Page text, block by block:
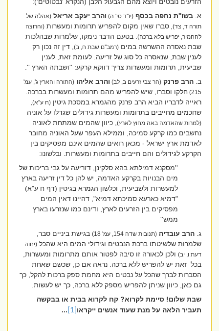
א.בשו''ת נחפה בכסף (יו''ד סי' ה) והרב יעקב אריאל (אהלה של
תורה ד, צד),סברו שאין מקום להפריש תרומות ומעשרות(והרוצה
להחמיר, יפריש בלא ברכה). בטעם הדבר נימקו, שלמרות שבהלכות
שבת נאסרה ההשרשה במים(רמב''ם שבת ח, ב) , דין זה נכון רק
לענין שבת, שנאסרה כל סוג של זריעה. לעומת זאת, לענין
שביעית, תרומות ומעשרות צריך דווקא קרקע: ''ושבתה הארץ ''.
ב.הרב פרנק (הר צבי זרעים ב, לב)והרב אליהו (התורה והארץ ג', עמ'
215)
חלקו וסברו, שיש להפריש מהם תרומות ומעשרות בברכה.
ראייה לדבריו הביא הרב פרנק מהגמרא במסכת גיטין(ח ע''א),
שחכמים מחייבים בתרומות ומעשרות גידולים שגדלו על אוניה
(למרות שהאדמה באה מחוץ לארץ), כיוון שהמים שמתחת לאוניה
נחשבים כמו קרקע סמיכה, וממילא העפר שעל האוניה מחובר
לאדמת ארץ ישראל - מכאן רואים שהמים אינם מפסיקים בין
הקרקע לגידולים והם חייבים בתרומות ומעשרות. ובלשונו:
''מסקנא דמילתא בהא סלקינן, דזריעה על גבי בריכות של
מים הבנויות בקרקע האדמה, יש להן כל דין זריעה בארץ
למעשרות ולשביעית, וכלשון הגמרא בגיטין (דף ח ע"א)
"דמיא כארעא סמיכתא דמיא", דהיינו דאין המים
מפסיקים בין הזרעים לארץ, ודינם כמו שנזרעו בארץ
ממש''
הרב עובדיה (תנובות שדה 154, עמ' 18) בגישת ביניים סבר,
שלמרות שלשיטתו ברכת הנבטים וגידולי המים היא שהכל(יחוה
דעת ו, יב) ולכן לכאורה זו סיבה לפטור אותם מתרומות ומעשרות,
בכל זאת יש להפריש ללא ברכה. נראה אם כן, שכשם שאחת
הסברות לברך שהכל על נבטים היא מחמת ספק ברכות להקל, כך
גם כאן, כיוון שניתן להפריש מספק ללא ברכה, כך יש לעשות.
שבת שלום! סיימת לקרוא? קח לקרוא בבית או בבקשה
תעביר הלאה על מנת שעוד אנשים ייקראו[1]
...